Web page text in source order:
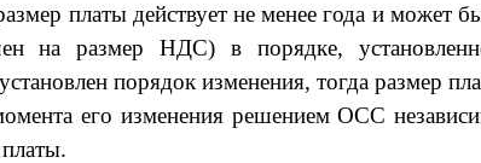
платы действует не менее года и может
на размер НДС) в порядке,
порядок изменения, тогда размер
его изменения решением ОСС